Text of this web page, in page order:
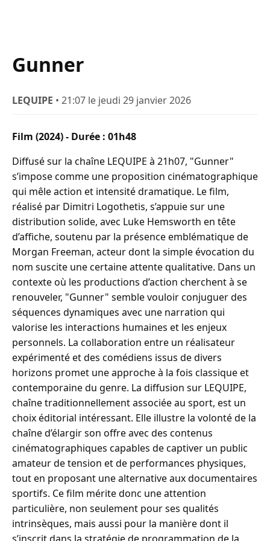
Gunner
LEQUIPE • 21:07 le jeudi 29 janvier 2026
Film (2024) - Durée : 01h48
Diffusé sur la chaîne LEQUIPE à 21h07, "Gunner"
s’impose comme une proposition cinématographique
qui mêle action et intensité dramatique. Le film,
réalisé par Dimitri Logothetis, s’appuie sur une
distribution solide, avec Luke Hemsworth en tête
d’affiche, soutenu par la présence emblématique de
Morgan Freeman, acteur dont la simple évocation du
nom suscite une certaine attente qualitative. Dans un
contexte où les productions d’action cherchent à se
renouveler, "Gunner" semble vouloir conjuguer des
séquences dynamiques avec une narration qui
valorise les interactions humaines et les enjeux
personnels. La collaboration entre un réalisateur
expérimenté et des comédiens issus de divers
horizons promet une approche à la fois classique et
contemporaine du genre. La diffusion sur LEQUIPE,
chaîne traditionnellement associée au sport, est un
choix éditorial intéressant. Elle illustre la volonté de la
chaîne d’élargir son offre avec des contenus
cinématographiques capables de captiver un public
amateur de tension et de performances physiques,
tout en proposant une alternative aux documentaires
sportifs. Ce film mérite donc une attention
particulière, non seulement pour ses qualités
intrinsèques, mais aussi pour la manière dont il